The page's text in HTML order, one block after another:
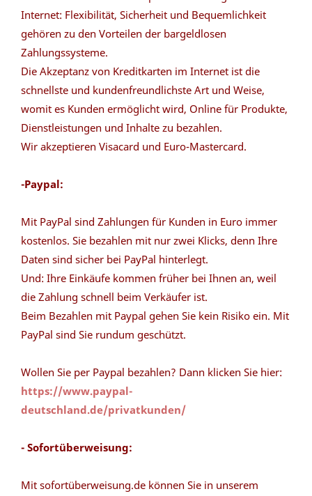
Internet: Flexibilität, Sicherheit und Bequemlichkeit
gehören zu den Vorteilen der bargeldlosen
Zahlungssysteme.
Die Akzeptanz von Kreditkarten im Internet ist die
schnellste und kundenfreundlichste Art und Weise,
womit es Kunden ermöglicht wird, Online für Produkte,
Dienstleistungen und Inhalte zu bezahlen.
Wir akzeptieren Visacard und Euro-Mastercard.
-Paypal:
Mit PayPal sind Zahlungen für Kunden in Euro immer
kostenlos. Sie bezahlen mit nur zwei Klicks, denn Ihre
Daten sind sicher bei PayPal hinterlegt.
Und: Ihre Einkäufe kommen früher bei Ihnen an, weil
die Zahlung schnell beim Verkäufer ist.
Beim Bezahlen mit Paypal gehen Sie kein Risiko ein. Mit
PayPal sind Sie rundum geschützt.
Wollen Sie per Paypal bezahlen? Dann klicken Sie hier:
https://www.paypal-
deutschland.de/privatkunden/
- Sofortüberweisung:
Mit sofortüberweisung.de können Sie in unserem